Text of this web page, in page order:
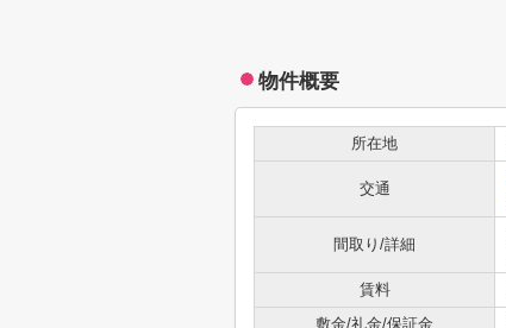
物件概要
所在地
交通
間取り/詳細
賃料
敷金/礼金/保証金